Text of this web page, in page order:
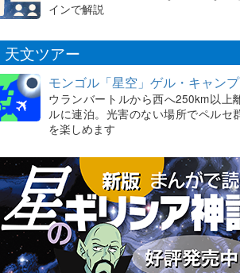
インで解説
天文ツアー
モンゴル「星空」ゲル・キャン
ウランバートルから西へ250km以上
ルに連泊。光害のない場所でペルセ
を楽しめます